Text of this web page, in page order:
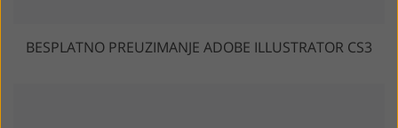
BESPLATNO PREUZIMANJE ADOBE ILLUSTRATOR CS3